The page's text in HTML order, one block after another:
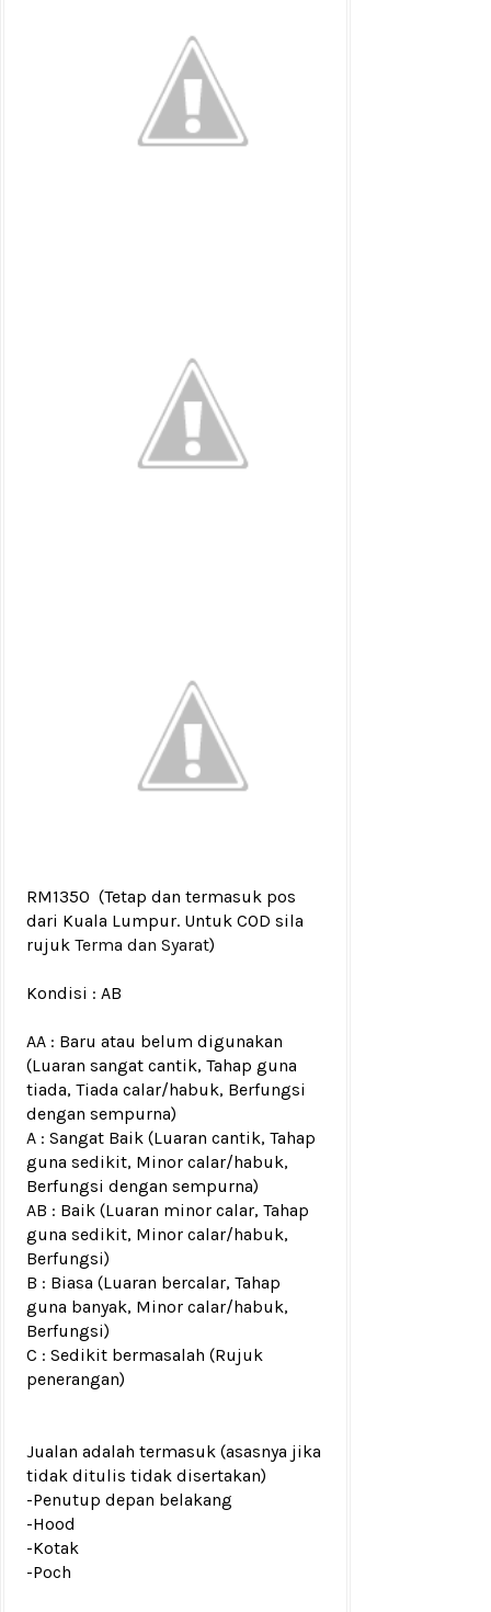
RM1350 (Tetap dan termasuk pos
dari Kuala Lumpur. Untuk COD sila
rujuk Terma dan Syarat)
Kondisi : AB
AA : Baru atau belum digunakan
(Luaran sangat cantik, Tahap guna
tiada, Tiada calar/habuk, Berfungsi
dengan sempurna)
A : Sangat Baik (Luaran cantik, Tahap
guna sedikit, Minor calar/habuk,
Berfungsi dengan sempurna)
AB : Baik (Luaran minor calar, Tahap
guna sedikit, Minor calar/habuk,
Berfungsi)
B : Biasa (Luaran bercalar, Tahap
guna banyak, Minor calar/habuk,
Berfungsi)
C : Sedikit bermasalah (Rujuk
penerangan)
Jualan adalah termasuk (asasnya jika
tidak ditulis tidak disertakan)
-Penutup depan belakang
-Hood
-Kotak
-Poch